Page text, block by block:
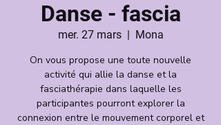
Danse - fascia
mer. 27 mars
  |
Mona
On vous propose une toute nouvelle
activité qui allie la danse et la
fasciathérapie dans laquelle les
participantes pourront explorer la
connexion entre le mouvement corporel et